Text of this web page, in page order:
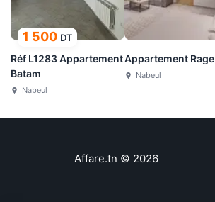
1 500 DT
Réf L1283 Appartement
Batam
Nabeul
Appartement Rage
Nabeul
Affare.tn © 2026